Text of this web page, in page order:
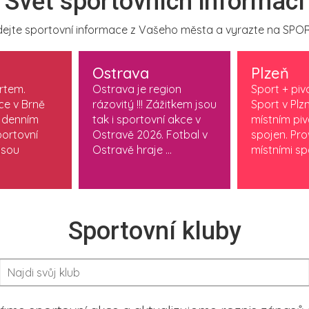
sportovní informace z Vašeho města a vyrazte na
v Brně
Ostrava
Ostrava je region
rázovitý !!! Zážitkem jsou
tak i sportovní akce v
Ostravě 2026. Fotbal v
Ostravě hraje ...
Plzeň
Sport +
Sport v
místním
spojen.
místními
Sportovní kluby